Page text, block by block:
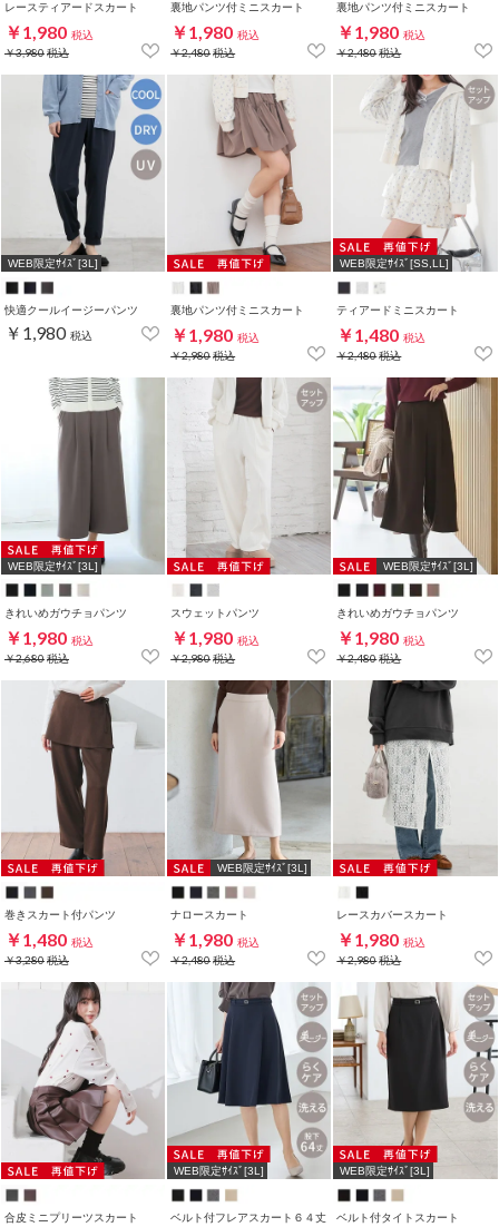
レースティアードスカート
￥1,980 税込
￥3,980税込
裏地パンツ付ミニスカート
￥1,980 税込
￥2,480税込
裏地パンツ付ミニスカート
￥1,980 税込
￥2,480税込
WEB限定ｻｲｽﾞ[3L]
快適クールイージーパンツ
￥1,980 税込
裏地パンツ付ミニスカート
￥1,980 税込
￥2,980税込
WEB限定ｻｲｽﾞ[SS,LL]
ティアードミニスカート
￥1,480 税込
￥2,480税込
WEB限定ｻｲｽﾞ[3L]
きれいめガウチョパンツ
￥1,980 税込
￥2,680税込
スウェットパンツ
￥1,980 税込
￥2,980税込
WEB限定ｻｲｽﾞ[3L]
きれいめガウチョパンツ
￥1,980 税込
￥2,480税込
巻きスカート付パンツ
￥1,480 税込
￥3,280税込
WEB限定ｻｲｽﾞ[3L]
ナロースカート
￥1,980 税込
￥2,480税込
レースカバースカート
￥1,980 税込
￥2,980税込
合皮ミニプリーツスカート
WEB限定ｻｲｽﾞ[3L]
ベルト付フレアスカート６４丈
WEB限定ｻｲｽﾞ[3L]
ベルト付タイトスカート